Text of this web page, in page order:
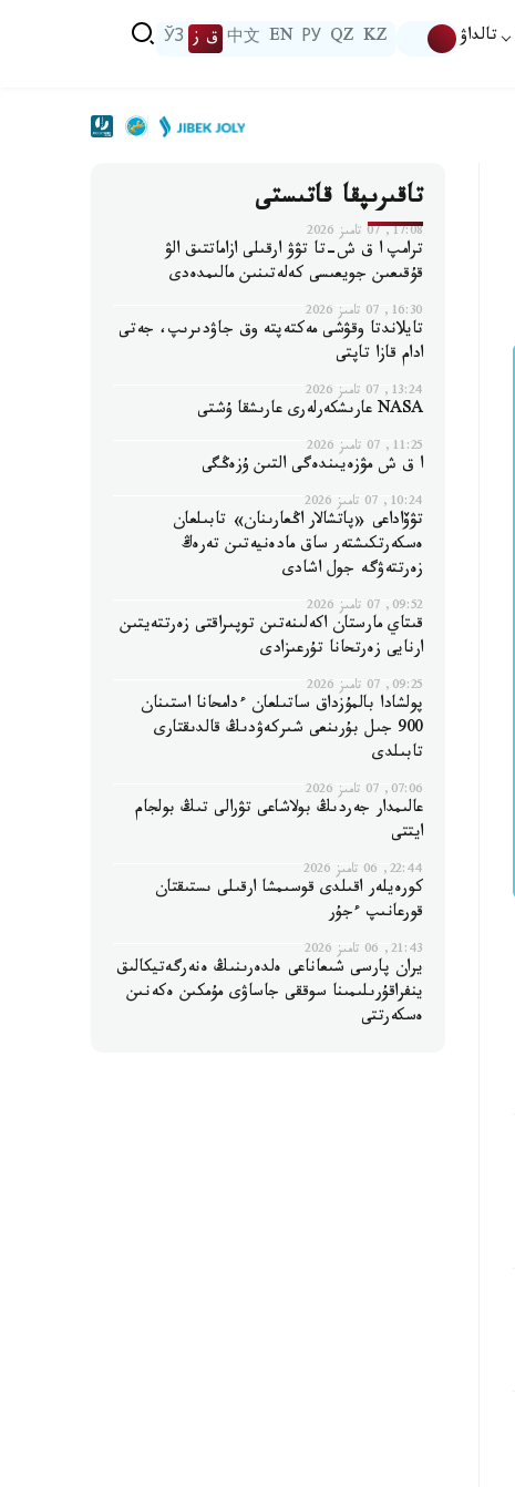
تالداۋ KZ
QZ
РУ
EN
中文 ق ز ЎЗ
تاقىرىپقا قاتىستى
17:08, 07 تامىز 2026
ترامپ ا ق ش-تا تۋۋ ارقىلى ازاماتتىق الۋ
قۇقىعىن جويعىسى كەلەتىنىن مالىمدەدى
16:30, 07 تامىز 2026
تايلاندتا وقۋشى مەكتەپتە وق جاۋدىرىپ، جەتى
ادام قازا تاپتى
13:24, 07 تامىز 2026
NASA عارىشكەرلەرى عارىشقا ۇشتى
11:25, 07 تامىز 2026
ا ق ش مۋزەيىندەگى التىن ۇزەڭگى
10:24, 07 تامىز 2026
تۋۆاداعى «پاتشالار اڭعارىنان» تابىلعان
ەسكەرتكىشتەر ساق مادەنيەتىن تەرەڭ
زەرتتەۋگە جول اشادى
09:52, 07 تامىز 2026
قىتاي مارستان اكەلىنەتىن توپىراقتى زەرتتەيتىن
ارنايى زەرتحانا تۇرعىزادى
09:25, 07 تامىز 2026
پولشادا بالمۇزداق ساتىلعان ءدامحانا استىنان
900 جىل بۇرىنعى شىركەۋدىڭ قالدىقتارى
تابىلدى
07:06, 07 تامىز 2026
عالىمدار جەردىڭ بولاشاعى تۋرالى تىڭ بولجام
ايتتى
22:44, 06 تامىز 2026
كورەيلەر اقىلدى قوسىمشا ارقىلى ىستىقتان
قورعانىپ ءجۇر
21:43, 06 تامىز 2026
يران پارسى شىعاناعى ەلدەرىنىڭ ەنەرگەتيكالىق
ينفراقۇرىلىمىنا سوققى جاساۋى مۇمكىن ەكەنىن
ەسكەرتتى